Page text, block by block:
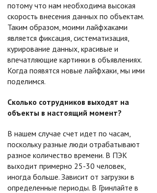
потому что нам необходима высокая
скорость внесения данных по объектам.
Таким образом, моими лайфхаками
является фиксация, систематизация,
курирование данных, красивые и
впечатляющие картинки в объявлениях.
Когда появятся новые лайфхаки, мы ими
поделимся.
Сколько сотрудников выходят на
объекты в настоящий момент?
В нашем случае счет идет по часам,
поскольку разные люди отрабатывают
разное количество времени. В ПЭК
выходит примерно 25-30 человек,
иногда больше. Зависит от загрузки в
определенные периоды. В Гринлайте в